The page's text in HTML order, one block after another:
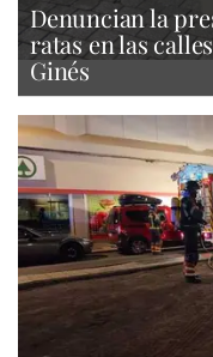
Denuncian la
ratas en las
Ginés